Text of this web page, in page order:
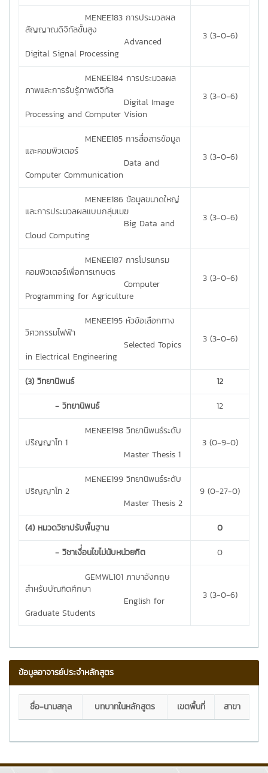
MENEE183 การประมวลผล
สัญญาณดิจิทัลขั้นสูง
Advanced
Digital Signal Processing
3 (3-0-6)
MENEE184 การประมวลผล
ภาพและการรับรู้ภาพดิจิทัล
Digital Image
Processing and Computer Vision
3 (3-0-6)
MENEE185 การสื่อสารข้อมูล
และคอมพิวเตอร์
Data and
Computer Communication
3 (3-0-6)
MENEE186 ข้อมูลขนาดใหญ่
และการประมวลผลแบบกลุ่มเมฆ
Big Data and
Cloud Computing
3 (3-0-6)
MENEE187 การโปรแกรม
คอมพิวเตอร์เพื่อการเกษตร
Computer
Programming for Agriculture
3 (3-0-6)
MENEE195 หัวข้อเลือกทาง
วิศวกรรมไฟฟ้า
Selected Topics
in Electrical Engineering
3 (3-0-6)
(3) วิทยานิพนธ์
12
- วิทยานิพนธ์
12
MENEE198 วิทยานิพนธ์ระดับ
ปริญญาโท 1
Master Thesis 1
3 (0-9-0)
MENEE199 วิทยานิพนธ์ระดับ
ปริญญาโท 2
Master Thesis 2
9 (0-27-0)
(4) หมวดวิชาปรับพื้นฐาน
0
- วิชาเงื่่อนไขไม่นับหน่วยกิต
0
GEMWL101 ภาษาอังกฤษ
สำหรับบัณฑิตศึกษา
English for
Graduate Students
3 (3-0-6)
ข้อมูลอาจารย์ประจำหลักสูตร
ชื่อ-นามสกุล บทบาทในหลักสูตร เขตพื้นที่ สาขา